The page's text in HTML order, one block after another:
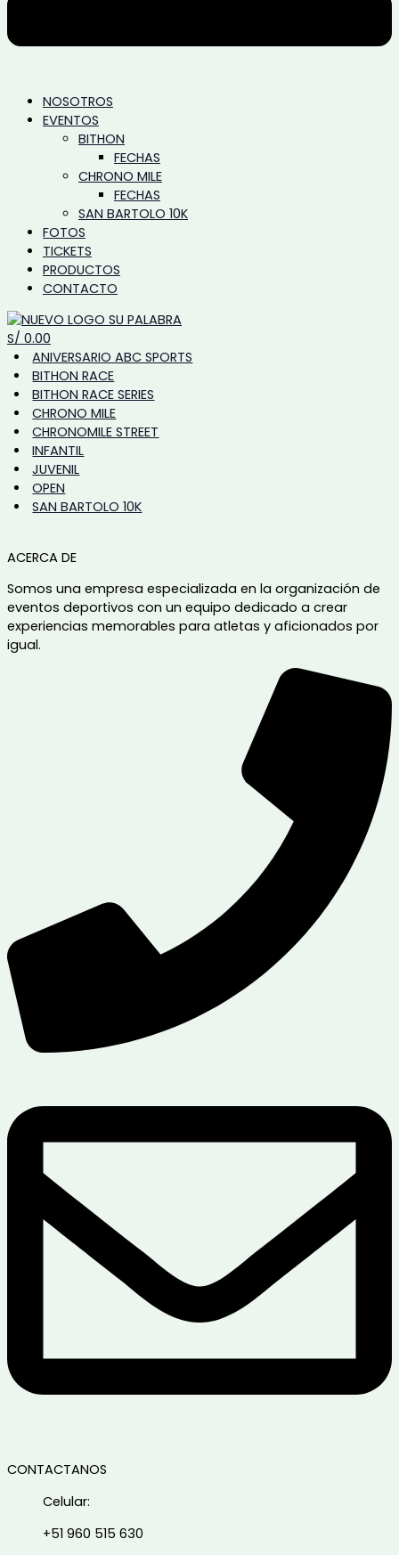
NOSOTROS
EVENTOS
BITHON
FECHAS
CHRONO MILE
FECHAS
SAN BARTOLO 10K
FOTOS
TICKETS
PRODUCTOS
CONTACTO
S/ 0.00
ANIVERSARIO ABC SPORTS
BITHON RACE
BITHON RACE SERIES
CHRONO MILE
CHRONOMILE STREET
INFANTIL
JUVENIL
OPEN
SAN BARTOLO 10K
ACERCA DE
Somos una empresa especializada en la organización de
eventos deportivos con un equipo dedicado a crear
experiencias memorables para atletas y aficionados por
igual.
CONTACTANOS
Celular:
+51 960 515 630